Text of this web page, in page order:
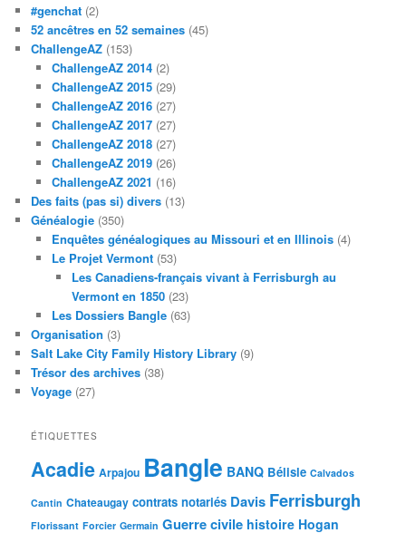
#genchat (2)
52 ancêtres en 52 semaines (45)
ChallengeAZ (153)
ChallengeAZ 2014(2)
ChallengeAZ 2015(29)
ChallengeAZ 2016(27)
ChallengeAZ 2017(27)
ChallengeAZ 2018(27)
ChallengeAZ 2019(26)
ChallengeAZ 2021 (16)
Des faits (pas si) divers (13)
Généalogie (350)
Enquêtes généalogiques au Missouri et en Illinois(4)
Le Projet Vermont(53)
Les Canadiens-français vivant à Ferrisburgh au
Vermont en 1850 (23)
Les Dossiers Bangle(63)
Organisation (3)
Salt Lake City Family History Library (9)
Trésor des archives (38)
Voyage (27)
ÉTIQUETTES
Acadie Arpajou Bangle BANQ Bélisle Calvados
Cantin Chateaugay contrats notariés Davis Ferrisburgh
Florissant Forcier Germain Guerre civile histoire Hogan